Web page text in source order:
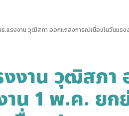
ธ.แรงงาน วุฒิสภา ออกแถลงการณ์เนื่องในวันแร
งาน วุฒิสภา
าน 1 พ.ค. ย